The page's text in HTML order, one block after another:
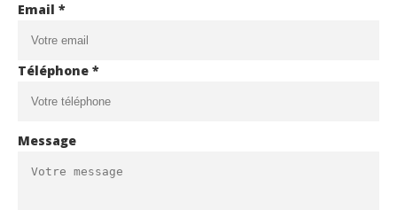
Email *
Téléphone *
Message